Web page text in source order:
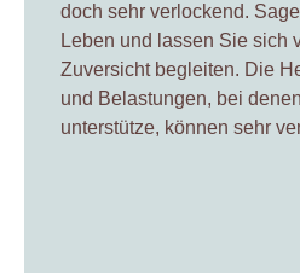
doch sehr verlockend.
Leben und lassen Sie sich
Zuversicht begleiten. Die
und Belastungen, bei
unterstütze, können sehr